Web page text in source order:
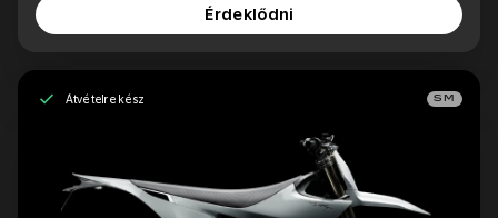
Érdeklődni
Átvételre kész SM